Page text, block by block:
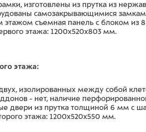
изготовлены из прутка из
самозакрывающимися
этажом съемная панель с блоком из 8
этажа: 1200х520х803 мм.
этажа:
изолированных между собой
- нет, наличие
двери из прутка толщиной 6 мм с
этажа: 1200х520х550 мм.